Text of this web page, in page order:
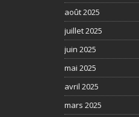
août 2025
juillet 2025
juin 2025
mai 2025
avril 2025
mars 2025